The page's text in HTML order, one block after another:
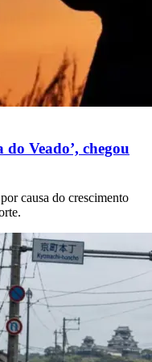
do Veado’, chegou
causa do crescimento